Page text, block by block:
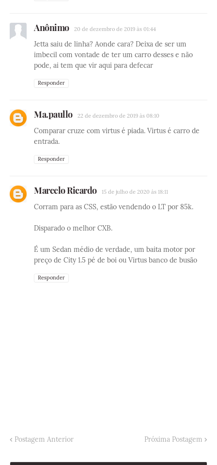
Anônimo 20 de dezembro de 2019 às 01:44
Jetta saiu de linha? Aonde cara? Deixa de ser um
imbecil com vontade de ter um carro desses e não
pode, ai tem que vir aqui para defecar
Responder
Ma.paullo 22 de dezembro de 2019 às 08:10
Comparar cruze com virtus é piada. Virtus é carro de
entrada.
Responder
Marcelo Ricardo 15 de julho de 2020 às 18:11
Corram para as CSS, estão vendendo o LT por 85k.
Disparado o melhor CXB.
É um Sedan médio de verdade, um baita motor por
preço de City 1.5 pé de boi ou Virtus banco de busão
Responder
Postagem Anterior Próxima Postagem